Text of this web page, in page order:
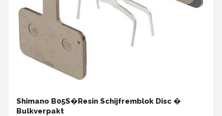
Shimano B05S�Resin Schijfremblok Disc �
Bulkverpakt